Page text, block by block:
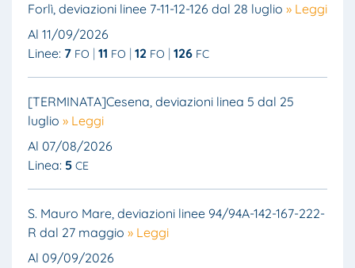
Forlì, deviazioni linee 7-11-12-126 dal 28 luglio » Leggi
Al 11/09/2026
Linee: 7 FO 11 FO 12 FO 126 FC
[TERMINATA]Cesena, deviazioni linea 5 dal 25
luglio » Leggi
Al 07/08/2026
Linea: 5 CE
S. Mauro Mare, deviazioni linee 94/94A-142-167-222-
R dal 27 maggio » Leggi
Al 09/09/2026